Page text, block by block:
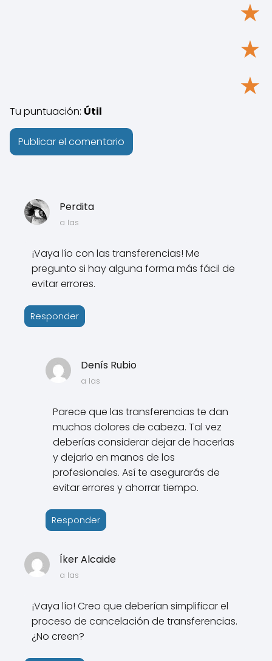
Perdita
a las
¡Vaya lío con las transferencias! Me
pregunto si hay alguna forma más fácil de
evitar errores.
Responder
Denís Rubio
a las
Parece que las transferencias te dan
muchos dolores de cabeza. Tal vez
deberías considerar dejar de hacerlas
y dejarlo en manos de los
profesionales. Así te asegurarás de
evitar errores y ahorrar tiempo.
Responder
Íker Alcaide
a las
¡Vaya lío! Creo que deberían simplificar el
proceso de cancelación de transferencias.
¿No creen?
★
★
★
Tu puntuación: Útil